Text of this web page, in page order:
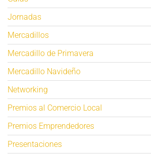
Jornadas
Mercadillos
Mercadillo de Primavera
Mercadillo Navideño
Networking
Premios al Comercio Local
Premios Emprendedores
Presentaciones